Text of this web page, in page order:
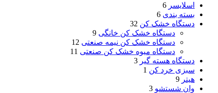
اسلایسر 6
بسته بندی 6
دستگاه خشک کن 32
دستگاه خشک کن خانگی 9
دستگاه خشک کن نیمه صنعتی 12
دستگاه میوه خشک کن صنعتی 11
دستگاه هسته گیر 3
سبزی خرد کن 1
هیتر 9
وان شستشو 3